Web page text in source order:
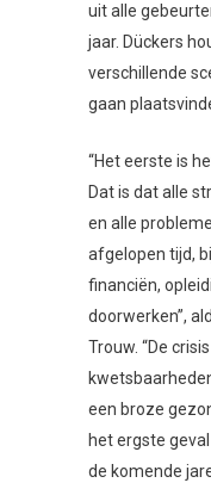
uit alle
jaar. Dückers
verschillende
gaan
“Het eerste is
Dat is dat alle
en alle
afgelopen tijd,
financiën,
doorwerken”,
Trouw. “De
een broze
het ergste
de komende